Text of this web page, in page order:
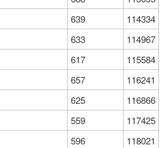
639
114334
633
114967
617
115584
657
116241
625
116866
559
117425
596
118021